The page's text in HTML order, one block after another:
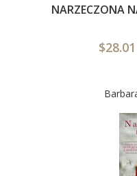
NARZECZONA
$28.01